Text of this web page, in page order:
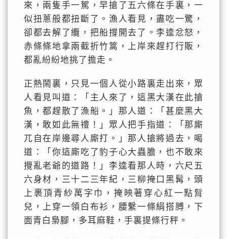
來，兩隻手一駕，早搶了五六條在手裏，一
似扭蔥般都扭斷了。漁人看見，盡吃一驚，
卻都去解了纜，把船撐開去了。李逵忿怒，
赤條條地拿兩截折竹篙，上岸來趕打行販，
都亂紛紛地挑了擔走。
正熱鬧裏，只見一個人從小路裏走出來，眾
人看見叫道：「主人來了，這黑大漢在此搶
魚，都趕散了漁船。」那人道：「甚麼黑大
漢，敢如此無禮！」眾人把手指道：「那廝
兀自在岸邊尋人廝打。」那人搶將過去，喝
道：「你這廝吃了豹子心大蟲膽，也不敢來
攪亂老爺的道路！」李逵看那人時，六尺五
六身材，三十二三年紀，三柳掩口黑髯，頭
上裹頂青紗萬字巾，掩映著穿心紅一點髾
兒，上穿一領白布衫，腰繫一條絹搭膊，下
面青白梟腳，多耳麻鞋，手裏提條行秤。